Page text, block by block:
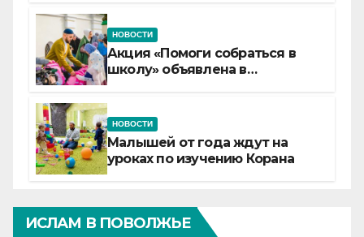
НОВОСТИ
Акция «Помоги собраться в
школу» объявлена в
НОВОСТИ
Малышей от года ждут на
уроках по изучению Корана
ИСЛАМ В ПОВОЛЖЬЕ